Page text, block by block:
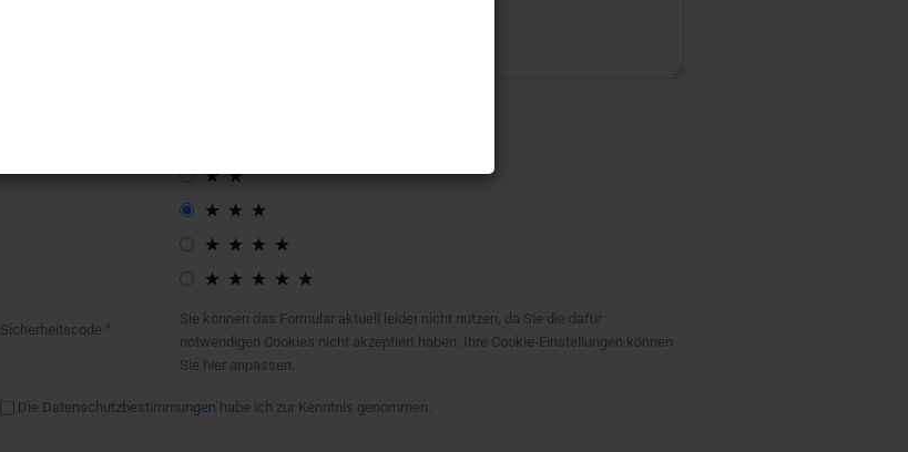
Sicherheitscode
Sie können das Formular aktuell leider nicht nutzen, da Sie die dafür
notwendigen Cookies nicht akzeptiert haben. Ihre Cookie-Einstellungen können
Sie hieranpassen.
Die Datenschutzbestimmungen habe ich zur Kenntnis genommen.